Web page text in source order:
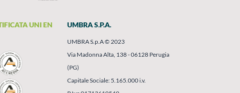
UNI EN
UMBRA S.P.A.
UMBRA S.p.A © 2023
Via Madonna Alta, 138 - 06128 Perugia
(PG)
Capitale Sociale: 5.165.000 i.v.